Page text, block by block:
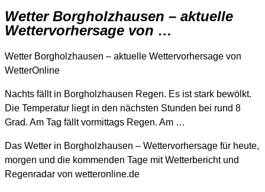
Wetter Borgholzhausen – aktuelle
Wettervorhersage von …
Wetter Borgholzhausen – aktuelle Wettervorhersage von
WetterOnline
Nachts fällt in Borgholzhausen Regen. Es ist stark bewölkt.
Die Temperatur liegt in den nächsten Stunden bei rund 8
Grad. Am Tag fällt vormittags Regen. Am …
Das Wetter in Borgholzhausen – Wettervorhersage für heute,
morgen und die kommenden Tage mit Wetterbericht und
Regenradar von wetteronline.de